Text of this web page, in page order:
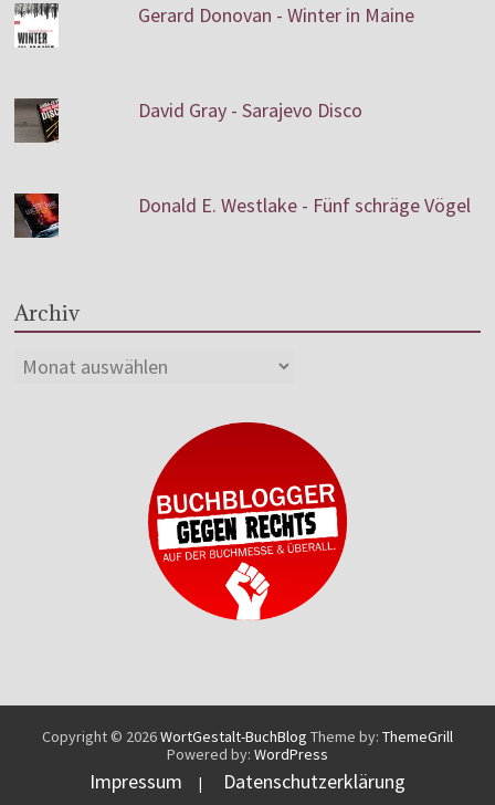
Gerard Donovan - Winter in Maine
David Gray - Sarajevo Disco
Donald E. Westlake - Fünf schräge Vögel
Archiv
Copyright © 2026WortGestalt-BuchBlog Theme by: ThemeGrill
Powered by: WordPress
Impressum | Datenschutzerklärung